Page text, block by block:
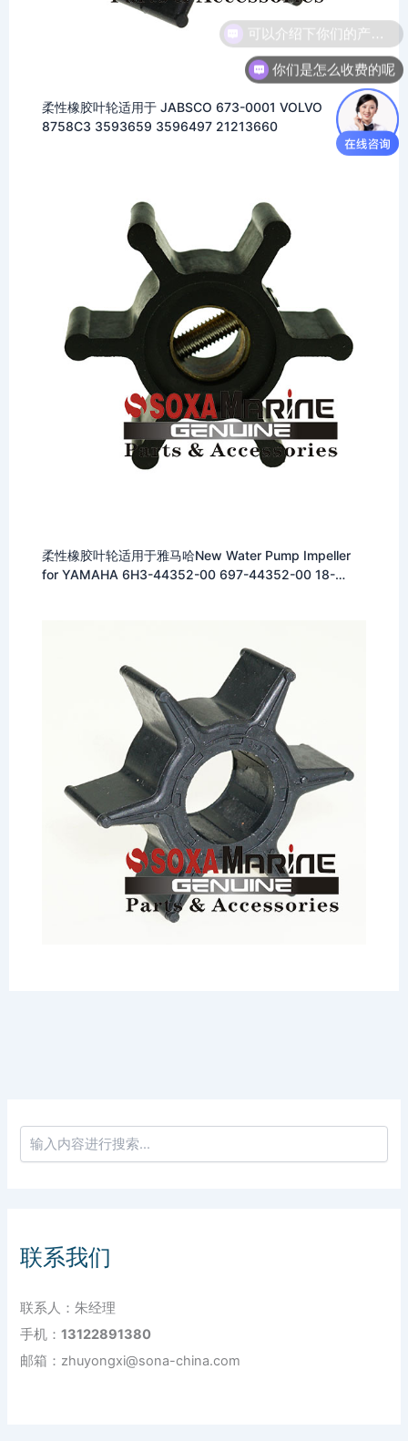
柔性橡胶叶轮适用于 JABSCO 673-0001 VOLVO
8758C3 3593659 3596497 21213660
柔性橡胶叶轮适用于雅马哈New Water Pump Impeller
for YAMAHA 6H3-44352-00 697-44352-00 18-
联系我们
联系人：朱经理
手机：13122891380
邮箱：zhuyongxi@sona-china.com
你们是怎么收费的呢